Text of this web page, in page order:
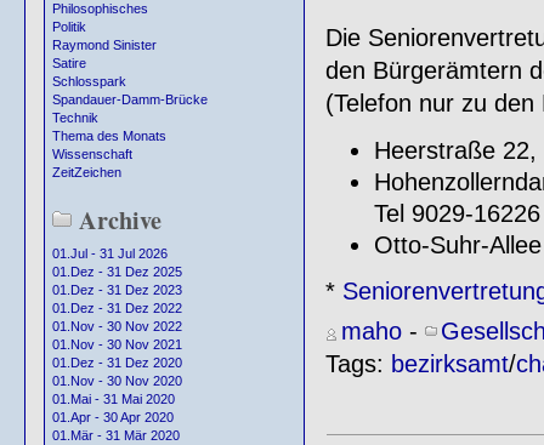
Philosophisches
Politik
Raymond Sinister
Satire
Schlosspark
Spandauer-Damm-Brücke
Technik
Thema des Monats
Wissenschaft
ZeitZeichen
Archive
01.Jul - 31 Jul 2026
01.Dez - 31 Dez 2025
01.Dez - 31 Dez 2023
01.Dez - 31 Dez 2022
01.Nov - 30 Nov 2022
01.Nov - 30 Nov 2021
01.Dez - 31 Dez 2020
01.Nov - 30 Nov 2020
01.Mai - 31 Mai 2020
01.Apr - 30 Apr 2020
01.Mär - 31 Mär 2020
Die
den Bürgerämtern
(Telefon nur zu
Heerstraße 22,
Tel 9029-16226
Otto-Suhr-
*
maho-
Tags: bezirksamt/